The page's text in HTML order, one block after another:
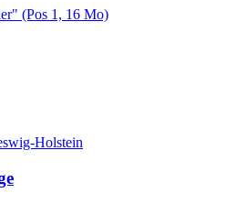
(Pos 1, 16 Mo)
Holstein